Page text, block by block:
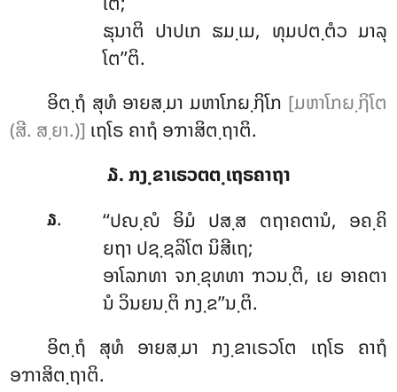
ຘຸນາຕິ ປາປເກ ຘມ຺ເມ, ທຸມປຕ຺ຕໍວ ມາລຸ
ໂຕ’’ຕິ.
ອິຕ຺ຖໍ ສຸທໍ ອາຍສ຺ມາ ມຫາໂກຏ຺ຐິໂກ [ມຫາໂກຏ຺ຐິໂຕ
(ສີ. ສ຺ຍາ.)] ເຖໂຣ ຄາຖໍ ອຠາສິຕ຺ຖາຕິ.
໓. ກງ຺ຂາເຣວຕຕ຺ເຖຣຄາຖາ
໓. ‘‘ປຎ຺ຎໍ ອິມໍ ປສ຺ສ ຕຖາຄຕານໍ, ອຄ຺ຄິ
ຍຖາ ປຊ຺ຊລິໂຕ ນິສີເຖ;
ອາໂລກທາ ຈກ຺ຂຸທທາ ຠວນ຺ຕິ, ເຍ ອາຄຕາ
ນໍ ວິນຍນ຺ຕິ ກງ຺ຂ’’ນ຺ຕິ.
ອິຕ຺ຖໍ ສຸທໍ ອາຍສ຺ມາ ກງ຺ຂາເຣວໂຕ ເຖໂຣ ຄາຖໍ
ອຠາສິຕ຺ຖາຕິ.